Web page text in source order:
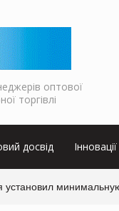
оптової
торгівлі
досвід Інновації
установил